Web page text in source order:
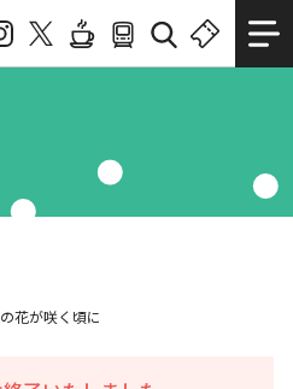
花が咲く頃に